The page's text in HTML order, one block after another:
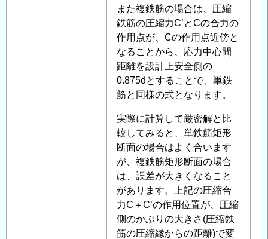
また複鉄筋の場合は、圧縮
鉄筋の圧縮力C’とCの合力の
作用点が、Cの作用点近傍と
なることから、応力中心間
距離を設計上安全側の
0.875dとすることで、単鉄
筋と同様の式となります。
実際に計算して厳密解と比
較してみると、単鉄筋矩形
断面の場合はよく合います
が、複鉄筋矩形断面の場合
は、誤差が大きくなること
があります。上記の圧縮合
力C＋C’の作用位置が、圧縮
側のかぶりの大きさ(圧縮鉄
筋の圧縮縁からの距離)で変